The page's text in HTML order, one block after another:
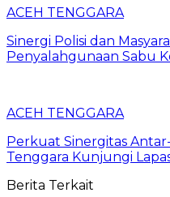
ACEH TENGGARA
Sinergi Polisi dan
Penyalahgunaan Sabu
ACEH TENGGARA
Perkuat Sinergitas
Tenggara Kunjungi
Berita Terkait